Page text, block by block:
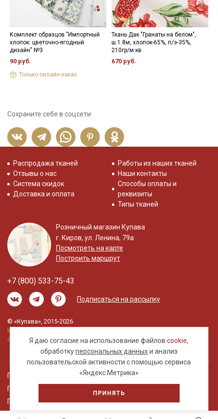
Комплект образцов "Импортный
хлопок: цветочно-ягодный
дизайн" №3
90 руб.
Только онлайн-заказ
Ткань Дак "Гранаты на белом",
ш.1.8м, хлопок-65%, п/э-35%,
210гр/м.кв
670 руб.
Сохраните себе в соцсети
Я даю согласие на использование файловcookie,
обработкуперсональных данныхи анализ
пользовательской активности с помощью сервиса
«Яндекс.Метрика»
ПРИНЯТЬ
Распродажа тканей
Отзывы о нас
Система скидок
Доставка и оплата
Работы из наших тканей
Наши контакты
Способы оплаты и
реквизиты
Типы тканей
Розничный магазин Купава
г. Киров, ул. Ленина, 79а
Посмотреть на карте
Построить маршрут
+7 (800) 533-75-43
Подписаться на рассылку
© «Купава», 2015-2026
Информация на сайте не является публичной
офертой.
Правовая информация
Политика обработки персональных данных
Пользовательское соглашение